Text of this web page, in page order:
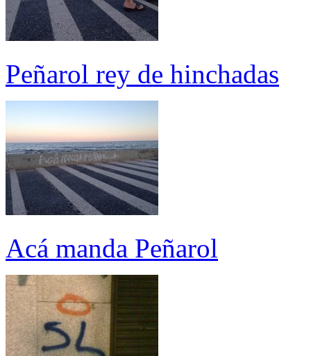
Peñarol rey de hinchadas
Acá manda Peñarol